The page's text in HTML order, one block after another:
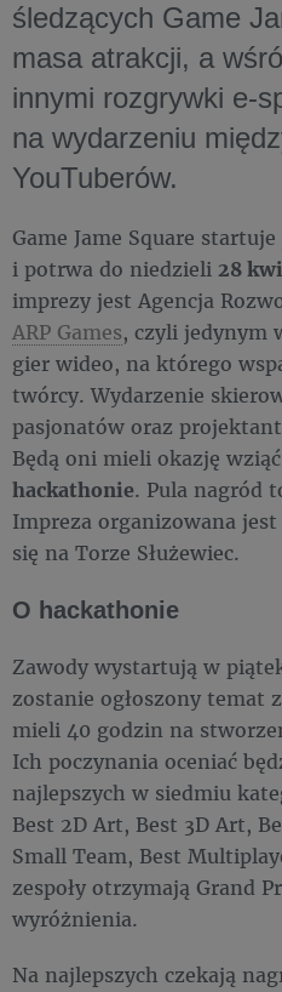
śledzących Game
masa atrakcji, a
innymi rozgrywki e-
na wydarzeniu
YouTuberów.
Game Jame Square
i potrwa do niedzieli 28
imprezy jest Agencja
ARP Games, czyli jedynym
gier wideo, na którego
twórcy. Wydarzenie
pasjonatów oraz
Będą oni mieli okazję
hackathonie. Pula nagród
Impreza organizowana
się na Torze Służewiec.
O hackathonie
Zawody wystartują w
zostanie ogłoszony temat
mieli 40 godzin na
Ich poczynania oceniać
najlepszych w siedmiu
Best 2D Art, Best 3D Art,
Small Team, Best
zespoły otrzymają Grand
wyróżnienia.
Na najlepszych czekają